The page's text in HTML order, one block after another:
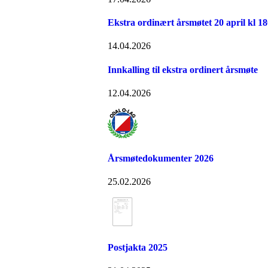
Ekstra ordinært årsmøtet 20 april kl
14.04.2026
Innkalling til ekstra ordinert årsmøte
12.04.2026
Årsmøtedokumenter 2026
25.02.2026
Postjakta 2025